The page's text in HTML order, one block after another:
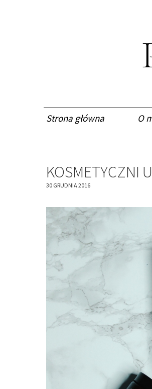
Strona główna O
KOSMETYCZNI
30 GRUDNIA 2016